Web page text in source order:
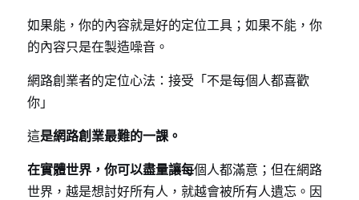
如果能，你的內容就是好的定位工具；如果不能，你
的內容只是在製造噪音。
網路創業者的定位心法：接受「不是每個人都喜歡
你」
這是網路創業最難的一課。
在實體世界，你可以盡量讓每個人都滿意；但在網路
世界，越是想討好所有人，就越會被所有人遺忘。因